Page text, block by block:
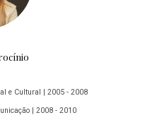
e Cultural | 2005 - 2008
| 2008 - 2010